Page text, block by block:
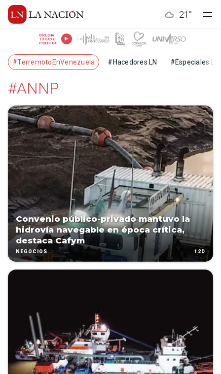
21 °
ESCUCHÁ
TU RADIO
PREFERIDA
#TerremotoEnVenezuela #Hacedores LN #Especiales LN
#ANNP
Convenio público-privado mantuvo la
hidrovía navegable en época crítica,
destaca Cafym
NEGOCIOS 12D